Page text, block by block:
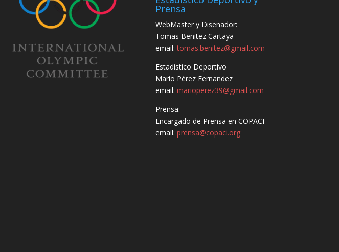
Prensa
WebMaster y Diseñador:
Tomas Benitez Cartaya
email:tomas.benitez@gmail.com
Estadístico Deportivo
Mario Pérez Fernandez
email:marioperez39@gmail.com
Prensa:
Encargado de Prensa en COPACI
email:prensa@copaci.org